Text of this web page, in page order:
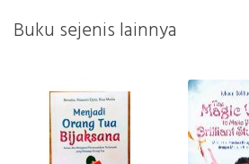
Buku sejenis lainnya